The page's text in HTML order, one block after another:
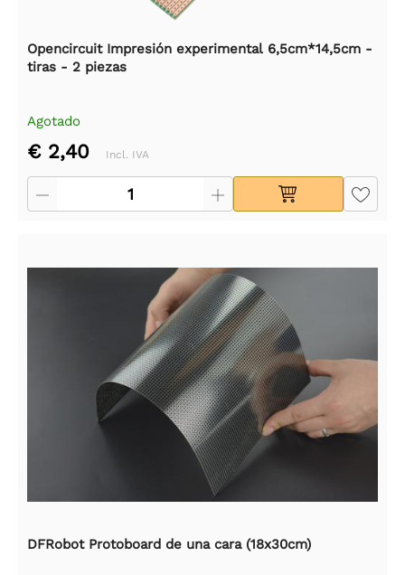
Opencircuit Impresión experimental 6,5cm*14,5cm -
tiras - 2 piezas
Agotado
€ 2,40 Incl. IVA
DFRobot Protoboard de una cara (18x30cm)